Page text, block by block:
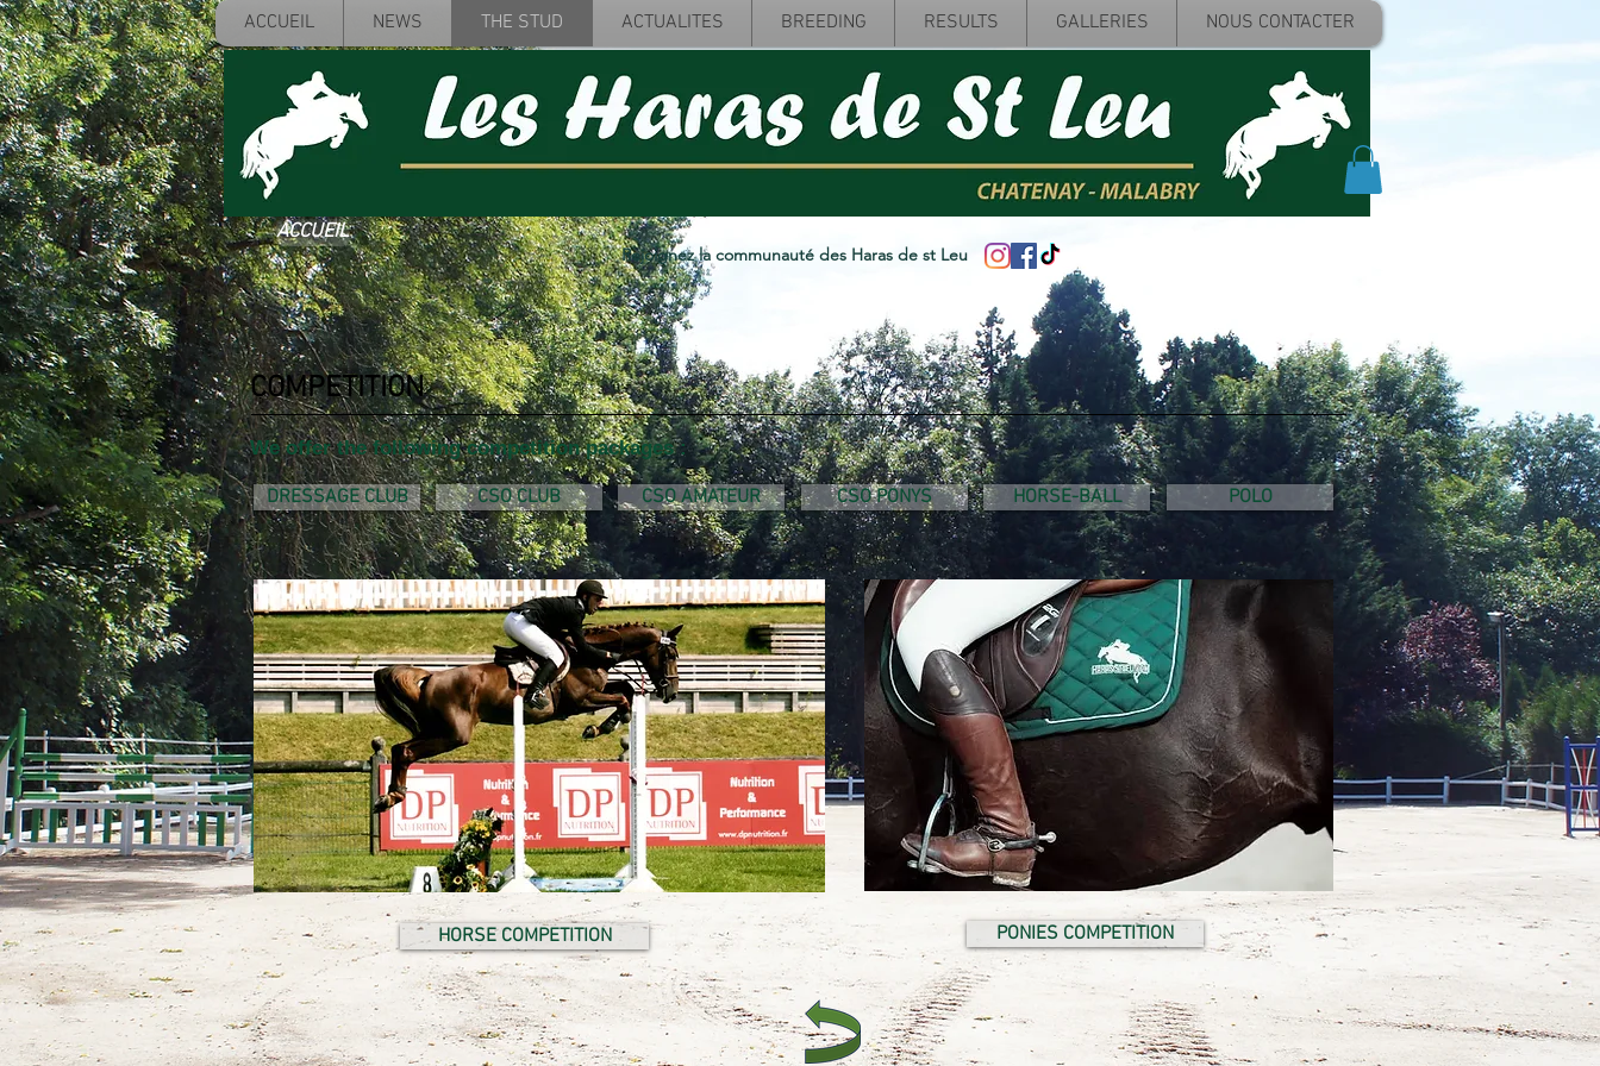
ACCUEIL NEWS THE STUD ACTUALITES BREEDING RESULTS GALLERIES NOUS CONTACTER
ACCUEIL
Rejoignez la communauté des Haras de st Leu
COMPETITION
We offer the following competition packages :
DRESSAGE CLUB CSO CLUB CSO AMATEUR CSO PONYS HORSE-BALL POLO
HORSE COMPETITION PONIES COMPETITION